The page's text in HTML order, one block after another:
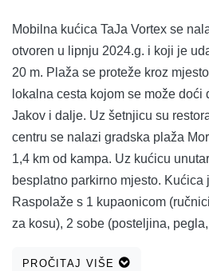
Mobilna kućica TaJa Vortex se
otvoren u lipnju 2024.g. i koji je
20 m. Plaža se proteže kroz
lokalna cesta kojom se može doći
Jakov i dalje. Uz šetnjicu su
centru se nalazi gradska plaža
1,4 km od kampa. Uz kućicu
besplatno parkirno mjesto. Kućica
Raspolaže s 1 kupaonicom
za kosu), 2 sobe (posteljina,
dvosjed na razvlačenje, TV, Wifi,
PROČITAJ VIŠE